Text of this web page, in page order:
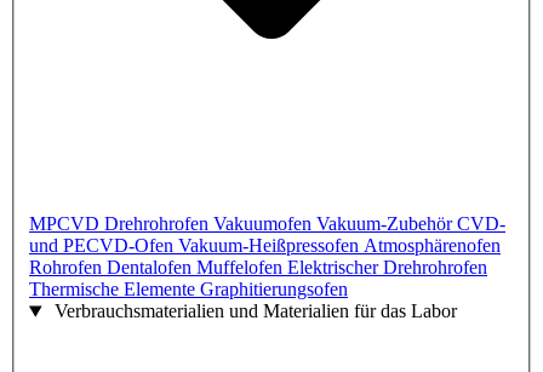
MPCVD Drehrohrofen Vakuumofen Vakuum-ZubehörCVD-
und PECVD-Ofen Vakuum-Heißpressofen Atmosphärenofen
Rohrofen Dentalofen Muffelofen Elektrischer Drehrohrofen
Thermische Elemente Graphitierungsofen
Verbrauchsmaterialien und Materialien für das Labor